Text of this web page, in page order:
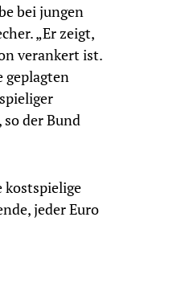
bei jungen
„Er zeigt,
verankert ist.
geplagten
der Bund
kostspielige
jeder Euro